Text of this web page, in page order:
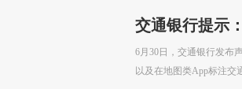
交通银行提示
6月30日，交通银行发布
以及在地图类App标注交